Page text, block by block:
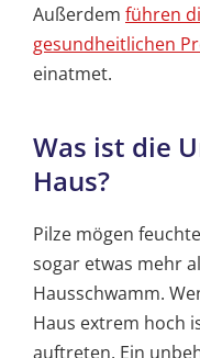
Außerdem führen
gesundheitlichen
einatmet.
Was ist die
Haus?
Pilze mögen
sogar etwas mehr
Hausschwamm.
Haus extrem hoch
auftreten. Ein